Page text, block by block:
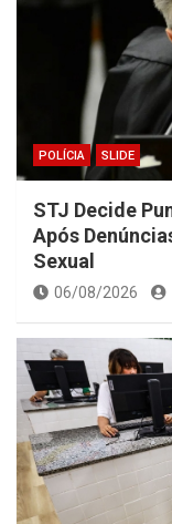
POLÍCIA SLIDE
STJ Decide
Após
Sexual
06/08/2026